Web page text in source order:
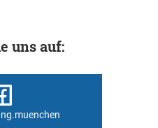
uns auf: